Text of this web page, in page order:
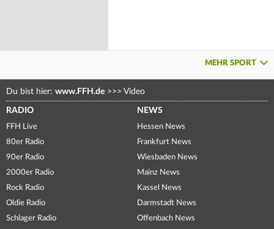
MEHR SPORT
Du bist hier: www.FFH.de >>> Video
RADIO
FFH Live
80er Radio
90er Radio
2000er Radio
Rock Radio
Oldie Radio
Schlager Radio
NEWS
Hessen News
Frankfurt News
Wiesbaden News
Mainz News
Kassel News
Darmstadt News
Offenbach News